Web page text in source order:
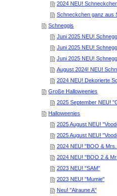
2024 NEU!
Schneckchen ganz aus
Schneggis
Juni 2025 NEU!
Juni 2025 NEU!
Juni 2025 NEU!
August 2024! NEU!
2024 NEU! Dekorierte
Große Halloweenies
2025 September NEU!
Halloweenies
2025 August NEU!
2025 August NEU!
2024 NEU! "BOO &
2024 NEU! "BOO 2 &
2023 NEU! "SAM"
2023 NEU! "Mumie"
Neu! "Alraune A"